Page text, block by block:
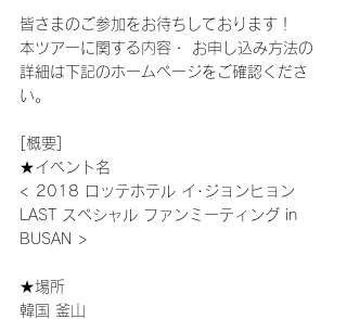
皆さまのご参加をお待ちしております！
本ツアーに関する内容・ お申し込み方法の
詳細は下記のホームページをご確認くださ
い。
[概要]
★イベント名
< 2018 ロッテホテル イ･ジョンヒョン
LAST スペシャル ファンミーティング in
BUSAN >
★場所
韓国 釜山